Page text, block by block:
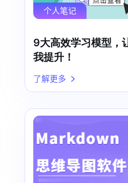
个人笔记
9大高效学习模型，
我提升！
了解更多